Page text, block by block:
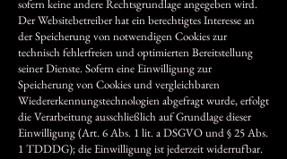
sofern keine andere Rechtsgrundlage angegeben wird.
Der Websitebetreiber hat ein berechtigtes Interesse an
der Speicherung von notwendigen Cookies zur
technisch fehlerfreien und optimierten Bereitstellung
seiner Dienste. Sofern eine Einwilligung zur
Speicherung von Cookies und vergleichbaren
Wiedererkennungstechnologien abgefragt wurde, erfolgt
die Verarbeitung ausschließlich auf Grundlage dieser
Einwilligung (Art. 6 Abs. 1 lit. a DSGVO und § 25 Abs.
1 TDDDG); die Einwilligung ist jederzeit widerrufbar.